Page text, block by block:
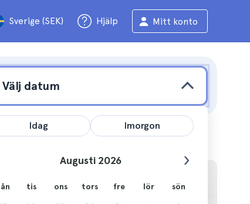
Sverige (SEK) Hjälp Mitt konto
Välj datum
Idag Imorgon
Augusti 2026
tis ons tors fre lör sön